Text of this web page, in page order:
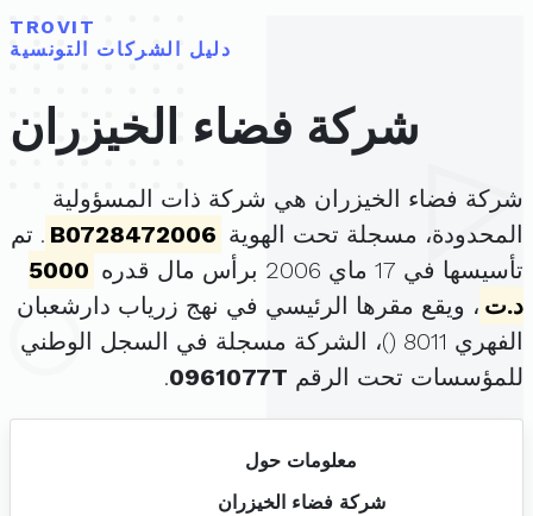
TROVIT
دليل الشركات التونسية
شركة فضاء الخيزران
شركة فضاء الخيزران هي شركة ذات المسؤولية
المحدودة، مسجلة تحت الهوية B0728472006 . تم
تأسيسها في 17 ماي 2006 برأس مال قدره
5000
د.ت ، ويقع مقرها الرئيسي في نهج زرياب دارشعبان
الفهري 8011 (
)، الشركة مسجلة في السجل الوطني
للمؤسسات تحت الرقم 0961077T
.
معلومات حول
شركة فضاء الخيزران